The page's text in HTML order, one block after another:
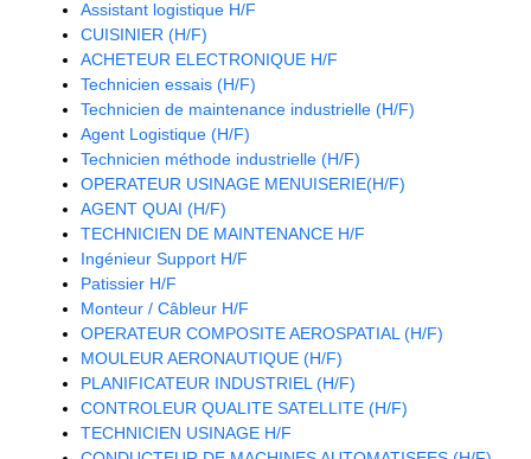
Assistant logistique H/F
CUISINIER (H/F)
ACHETEUR ELECTRONIQUE H/F
Technicien essais (H/F)
Technicien de maintenance industrielle (H/F)
Agent Logistique (H/F)
Technicien méthode industrielle (H/F)
OPERATEUR USINAGE MENUISERIE(H/F)
AGENT QUAI (H/F)
TECHNICIEN DE MAINTENANCE H/F
Ingénieur Support H/F
Patissier H/F
Monteur / Câbleur H/F
OPERATEUR COMPOSITE AEROSPATIAL (H/F)
MOULEUR AERONAUTIQUE (H/F)
PLANIFICATEUR INDUSTRIEL (H/F)
CONTROLEUR QUALITE SATELLITE (H/F)
TECHNICIEN USINAGE H/F